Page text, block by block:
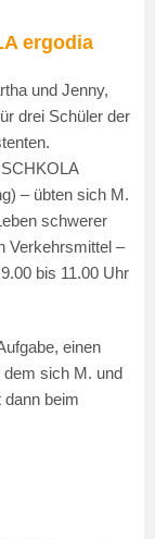
ergodia
und Jenny,
drei Schüler der
– übten sich M.
schwerer
Verkehrsmittel –
bis 11.00 Uhr
einen
dem sich M. und
beim